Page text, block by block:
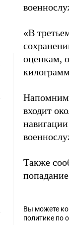
«В
оценкам,
входит
Также
Вы можете
политике по